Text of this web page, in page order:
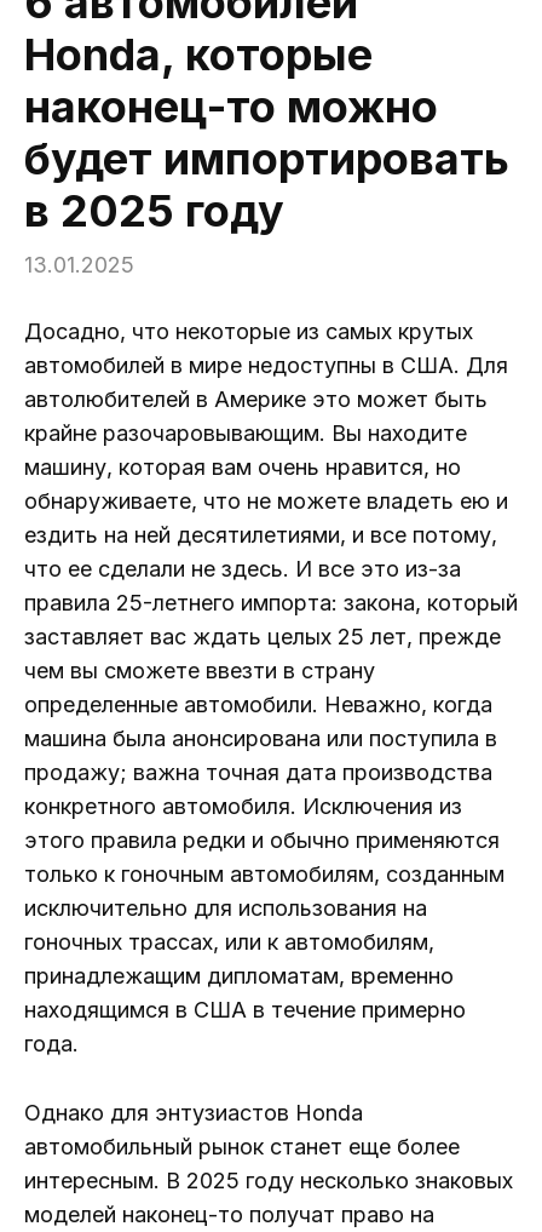
Honda, которые
наконец-то можно
будет импортировать
в 2025 году
13.01.2025
Досадно, что некоторые из самых крутых
автомобилей в мире недоступны в США. Для
автолюбителей в Америке это может быть
крайне разочаровывающим. Вы находите
машину, которая вам очень нравится, но
обнаруживаете, что не можете владеть ею и
ездить на ней десятилетиями, и все потому,
что ее сделали не здесь. И все это из-за
правила 25-летнего импорта: закона, который
заставляет вас ждать целых 25 лет, прежде
чем вы сможете ввезти в страну
определенные автомобили. Неважно, когда
машина была анонсирована или поступила в
продажу; важна точная дата производства
конкретного автомобиля. Исключения из
этого правила редки и обычно применяются
только к гоночным автомобилям, созданным
исключительно для использования на
гоночных трассах, или к автомобилям,
принадлежащим дипломатам, временно
находящимся в США в течение примерно
года.
Однако для энтузиастов Honda
автомобильный рынок станет еще более
интересным. В 2025 году несколько знаковых
моделей наконец-то получат право на